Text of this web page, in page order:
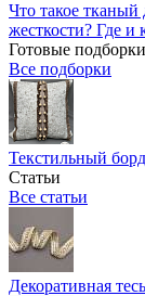
Что такое
жесткости? Где и
Готовые подборки
Все подборки
Текстильный
Статьи
Все статьи
Декоративная